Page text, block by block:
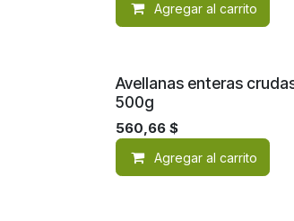
Agregar al carrito
Avellanas enteras
500g
560,66 $
Agregar al carrito